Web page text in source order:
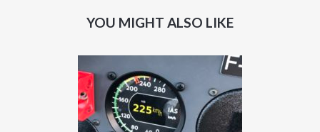
YOU MIGHT ALSO LIKE